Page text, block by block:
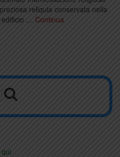
reliquia conservata nella
edificio … Continua